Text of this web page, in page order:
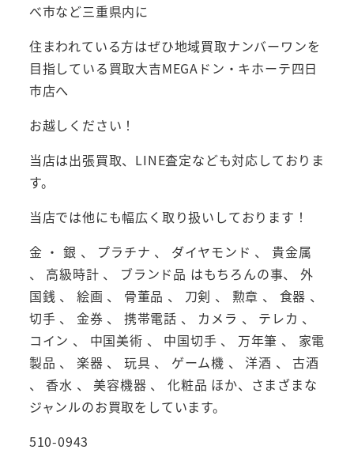
べ市など三重県内に
住まわれている方はぜひ地域買取ナンバーワンを
目指している買取大吉MEGAドン・キホーテ四日
市店へ
お越しください！
当店は出張買取、LINE査定なども対応しておりま
す。
当店では他にも幅広く取り扱いしております！
金 ・ 銀 、 プラチナ 、 ダイヤモンド 、 貴金属
、 高級時計 、 ブランド品 はもちろんの事、 外
国銭 、 絵画 、 骨董品 、 刀剣 、 勲章 、 食器 、
切手 、 金券 、 携帯電話 、 カメラ 、 テレカ 、
コイン 、 中国美術 、 中国切手 、 万年筆 、 家電
製品 、 楽器 、 玩具 、 ゲーム機 、 洋酒 、 古酒
、 香水 、 美容機器 、 化粧品 ほか、さまざまな
ジャンルのお買取をしています。
510-0943